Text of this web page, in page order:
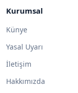
Kurumsal
Künye
Yasal Uyarı
İletişim
Hakkımızda